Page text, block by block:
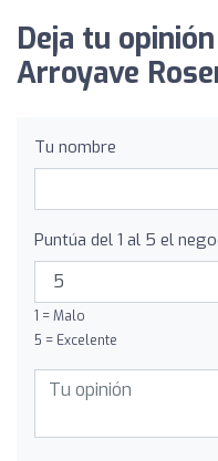
Deja tu
Arroyave
Tu nombre
Puntúa del 1 al 5 el
1 = Malo
5 = Excelente